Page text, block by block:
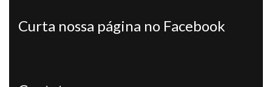
Curta nossa página no Facebook